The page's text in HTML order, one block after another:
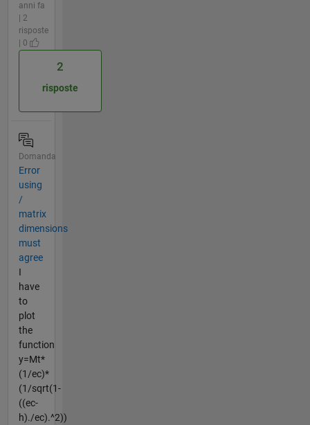
anni fa
| 2
risposte
| 0
2
risposte
Domanda
Error
using
/
matrix
dimensions
must
agree
I
have
to
plot
the
function
y=Mt*
(1/ec)*
(1/sqrt(1-
((ec-
h)./ec).^2))